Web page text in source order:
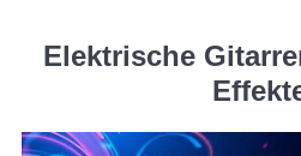
Elektrische